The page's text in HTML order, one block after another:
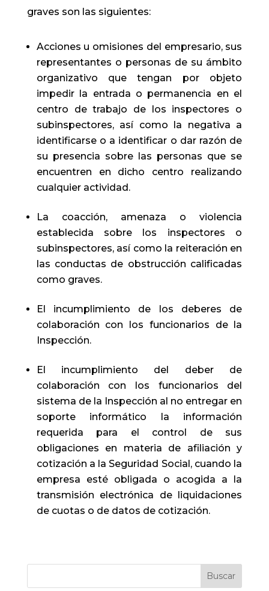
graves son las siguientes:
Acciones u omisiones del empresario, sus
representantes o personas de su ámbito
organizativo que tengan por objeto
impedir la entrada o permanencia en el
centro de trabajo de los inspectores o
subinspectores, así como la negativa a
identificarse o a identificar o dar razón de
su presencia sobre las personas que se
encuentren en dicho centro realizando
cualquier actividad.
La coacción, amenaza o violencia
establecida sobre los inspectores o
subinspectores, así como la reiteración en
las conductas de obstrucción calificadas
como graves.
El incumplimiento de los deberes de
colaboración con los funcionarios de la
Inspección.
El incumplimiento del deber de
colaboración con los funcionarios del
sistema de la Inspección al no entregar en
soporte informático la información
requerida para el control de sus
obligaciones en materia de afiliación y
cotización a la Seguridad Social, cuando la
empresa esté obligada o acogida a la
transmisión electrónica de liquidaciones
de cuotas o de datos de cotización.
Buscar